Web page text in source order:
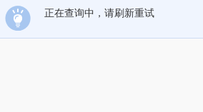
正在查询中，请刷新重试